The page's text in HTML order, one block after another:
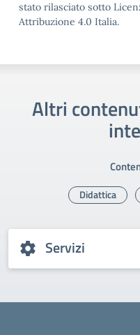
stato rilasciato sotto
Attribuzione 4.0 Italia.
Altri
Didattica
Servizi